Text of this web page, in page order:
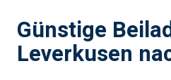
Günstige
Leverkusen